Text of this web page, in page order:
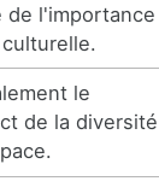
de l'importance
le
de la diversité